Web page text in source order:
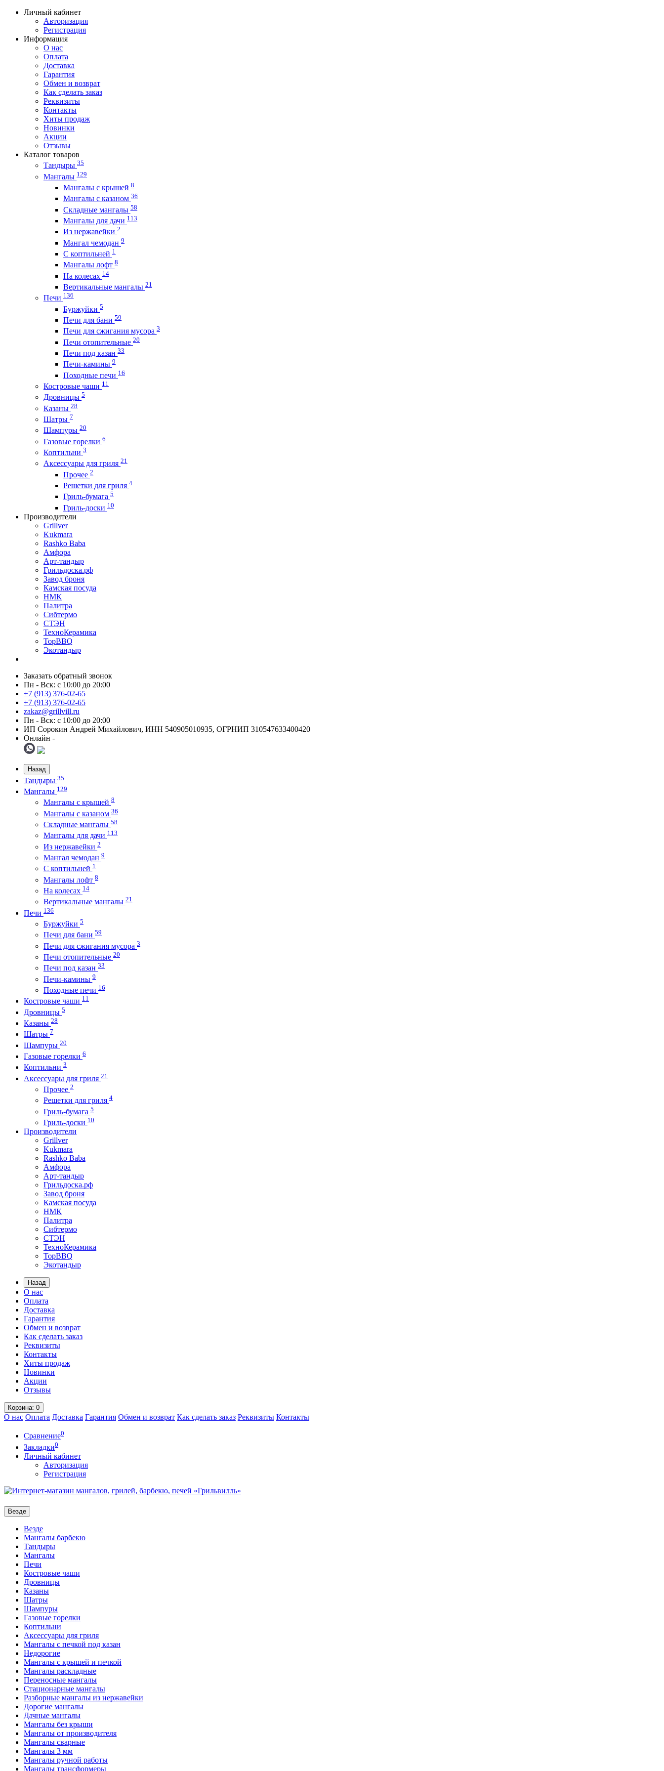
Личный кабинет
Авторизация
Регистрация
Информация
О нас
Оплата
Доставка
Гарантия
Обмен и возврат
Как сделать заказ
Реквизиты
Контакты
Хиты продаж
Новинки
Акции
Отзывы
Каталог товаров
Тандыры 35
Мангалы 129
Мангалы с крышей 8
Мангалы с казаном 36
Складные мангалы 58
Мангалы для дачи 113
Из нержавейки 2
Мангал чемодан 9
С коптильней 1
Мангалы лофт 8
На колесах 14
Вертикальные мангалы 21
Печи 136
Буржуйки 5
Печи для бани 59
Печи для сжигания мусора 3
Печи отопительные 20
Печи под казан 33
Печи-камины 9
Походные печи 16
Костровые чаши 11
Дровницы 5
Казаны 28
Шатры 7
Шампуры 20
Газовые горелки 6
Коптильни 3
Аксессуары для гриля 21
Прочее 2
Решетки для гриля 4
Гриль-бумага 5
Гриль-доски 10
Производители
Grillver
Kukmara
Rashko Baba
Амфора
Арт-тандыр
Грильдоска.рф
Завод броня
Камская посуда
НМК
Палитра
Сибтермо
СТЭН
ТехноКерамика
ТорBBQ
Экотандыр
Заказать обратный звонок
Пн - Вск: с 10:00 до 20:00
+7 (913) 376-02-65
+7 (913) 376-02-65
zakaz@grillvill.ru
Пн - Вск: с 10:00 до 20:00
ИП Сорокин Андрей Михайлович, ИНН 540905010935, ОГРНИП 310547633400420
Онлайн -
Назад
Тандыры 35
Мангалы 129
Мангалы с крышей 8
Мангалы с казаном 36
Складные мангалы 58
Мангалы для дачи 113
Из нержавейки 2
Мангал чемодан 9
С коптильней 1
Мангалы лофт 8
На колесах 14
Вертикальные мангалы 21
Печи 136
Буржуйки 5
Печи для бани 59
Печи для сжигания мусора 3
Печи отопительные 20
Печи под казан 33
Печи-камины 9
Походные печи 16
Костровые чаши 11
Дровницы 5
Казаны 28
Шатры 7
Шампуры 20
Газовые горелки 6
Коптильни 3
Аксессуары для гриля 21
Прочее 2
Решетки для гриля 4
Гриль-бумага 5
Гриль-доски 10
Производители
Grillver
Kukmara
Rashko Baba
Амфора
Арт-тандыр
Грильдоска.рф
Завод броня
Камская посуда
НМК
Палитра
Сибтермо
СТЭН
ТехноКерамика
ТорBBQ
Экотандыр
Назад
О нас
Оплата
Доставка
Гарантия
Обмен и возврат
Как сделать заказ
Реквизиты
Контакты
Хиты продаж
Новинки
Акции
Отзывы
Корзина: 0
О нас Оплата Доставка Гарантия Обмен и возврат Как сделать заказ Реквизиты Контакты
Сравнение0
Закладки0
Личный кабинет
Авторизация
Регистрация
Везде
Везде
Мангалы барбекю
Тандыры
Мангалы
Печи
Костровые чаши
Дровницы
Казаны
Шатры
Шампуры
Газовые горелки
Коптильни
Аксессуары для гриля
Мангалы с печкой под казан
Недорогие
Мангалы с крышей и печкой
Мангалы раскладные
Переносные мангалы
Стационарные мангалы
Разборные мангалы из нержавейки
Дорогие мангалы
Дачные мангалы
Мангалы без крыши
Мангалы от производителя
Мангалы сварные
Мангалы 3 мм
Мангалы ручной работы
Мангалы трансформеры